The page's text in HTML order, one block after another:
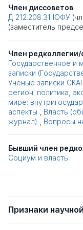
Член диссоветов
Д 212.208.31 ЮФУ
(заместитель
Член
Государственное и
записки
Ученые записки
регион: политика,
мире:
аспекты
Власть
журнал)
Вопросы
Бывший член
Социум и власть
Признаки